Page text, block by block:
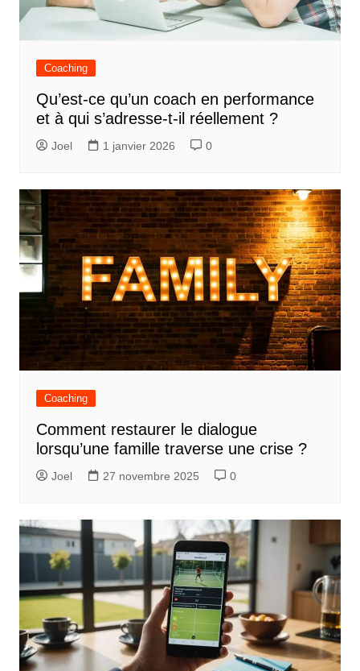
Coaching
Qu’est-ce qu’un coach en performance
et à qui s’adresse-t-il réellement ?
Joel 1 janvier 2026 0
Coaching
Comment restaurer le dialogue
lorsqu’une famille traverse une crise ?
Joel 27 novembre 2025 0